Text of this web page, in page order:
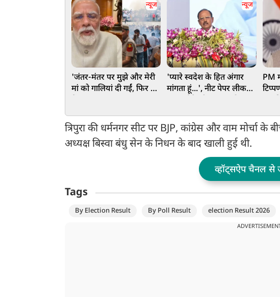
न्यूज
'जंतर-मंतर पर मुझे और मेरी
मां को गालियां दी गईं, फिर भी
PM मोदी
न्यूज
'प्यारे स्वदेश के हित अंगार
मांगता हूं...', नीट पेपर लीक
संदेश
PM
त्रिपुरा की धर्मनगर सीट पर BJP, कांग्रेस और वाम मोर्चा
अध्यक्ष बिस्वा बंधु सेन के निधन के बाद खाली हुई थी.
व्हॉट्सऐप चैनल से
Tags
By Election Result By Poll Result election Result 2026